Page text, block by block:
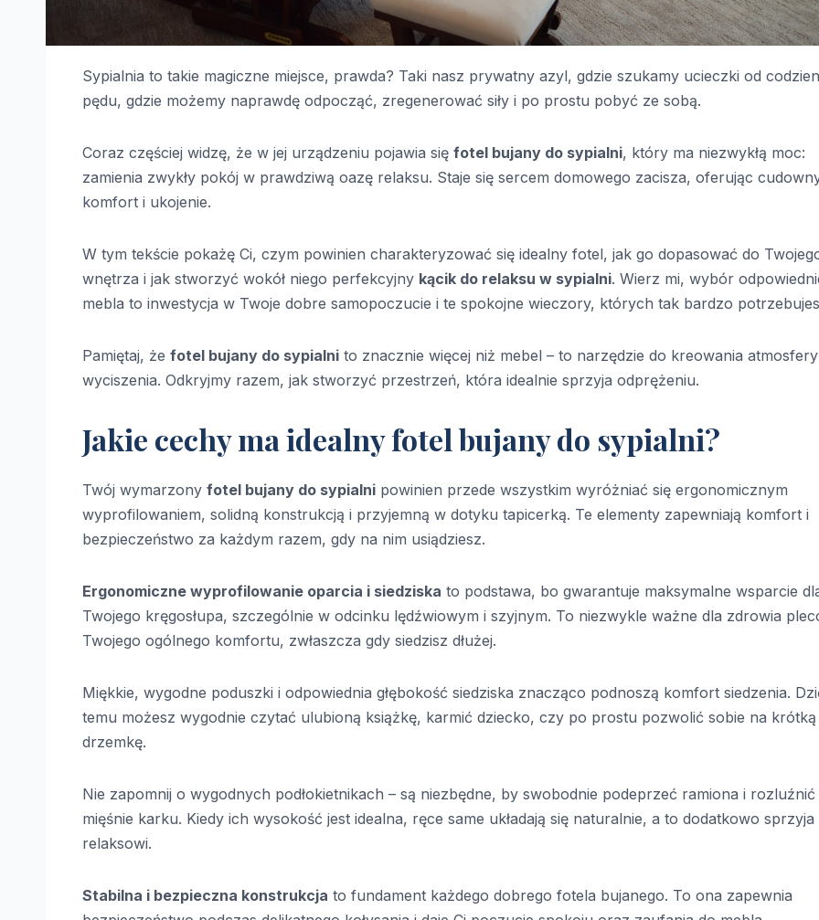
Sypialnia to takie magiczne miejsce, prawda? Taki nasz prywatny azyl, gdzie szukamy ucieczki od
pędu, gdzie możemy naprawdę odpocząć, zregenerować siły i po prostu pobyć ze sobą.
Coraz częściej widzę, że w jej urządzeniu pojawia się fotel bujany do sypialni, który ma niezwykłą moc:
zamienia zwykły pokój w prawdziwą oazę relaksu. Staje się sercem domowego zacisza, oferując
komfort i ukojenie.
W tym tekście pokażę Ci, czym powinien charakteryzować się idealny fotel, jak go dopasować do
wnętrza i jak stworzyć wokół niego perfekcyjny kącik do relaksu w sypialni. Wierz mi, wybór
mebla to inwestycja w Twoje dobre samopoczucie i te spokojne wieczory, których tak bardzo
Pamiętaj, że fotel bujany do sypialni to znacznie więcej niż mebel – to narzędzie do kreowania atmosfery
wyciszenia. Odkryjmy razem, jak stworzyć przestrzeń, która idealnie sprzyja odprężeniu.
Jakie cechy ma idealny fotel bujany do sypialni?
Twój wymarzony fotel bujany do sypialni powinien przede wszystkim wyróżniać się ergonomicznym
wyprofilowaniem, solidną konstrukcją i przyjemną w dotyku tapicerką. Te elementy zapewniają komfort i
bezpieczeństwo za każdym razem, gdy na nim usiądziesz.
Ergonomiczne wyprofilowanie oparcia i siedziska to podstawa, bo gwarantuje maksymalne wsparcie
Twojego kręgosłupa, szczególnie w odcinku lędźwiowym i szyjnym. To niezwykle ważne dla zdrowia
Twojego ogólnego komfortu, zwłaszcza gdy siedzisz dłużej.
Miękkie, wygodne poduszki i odpowiednia głębokość siedziska znacząco podnoszą komfort siedzenia.
temu możesz wygodnie czytać ulubioną książkę, karmić dziecko, czy po prostu pozwolić sobie na krótką
drzemkę.
Nie zapomnij o wygodnych podłokietnikach – są niezbędne, by swobodnie podeprzeć ramiona i rozluźnić
mięśnie karku. Kiedy ich wysokość jest idealna, ręce same układają się naturalnie, a to dodatkowo sprzyja
relaksowi.
Stabilna i bezpieczna konstrukcja to fundament każdego dobrego fotela bujanego. To ona zapewnia